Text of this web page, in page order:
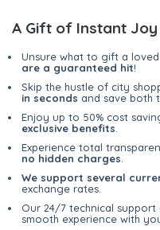
A Gift of Instant
Unsure what to gift a
are a guaranteed hit!
Skip the hustle of city
in seconds and save both
Enjoy up to 50% cost
exclusive benefits
Experience total
no hidden charges
We support several
exchange rates.
Our 24/7 technical support
smooth experience with